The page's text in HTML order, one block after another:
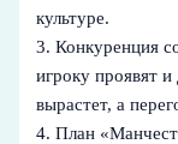
культуре.
3. Конкуренция
игроку проявят
вырастет, а
4. План